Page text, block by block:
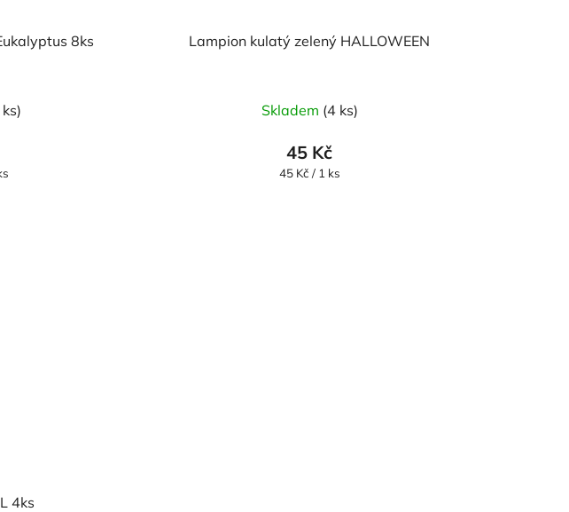
8ks Lampion kulatý zelený HALLOWEEN
Skladem (4 ks)
45 Kč
Měrná
45 Kč / 1 ks
4ks